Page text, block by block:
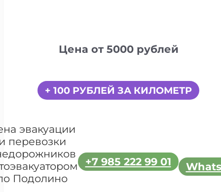
Цена от 5000 рублей
+ 100 РУБЛЕЙ ЗА КИЛОМЕТР
эвакуации
перевозки
Подолино
+7 985 222 99 01